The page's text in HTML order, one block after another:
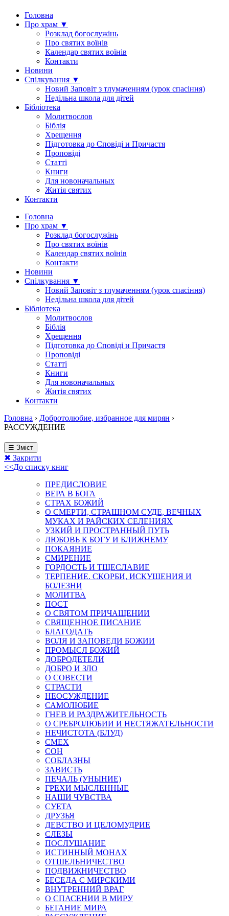
Головна
Про храм ▼
Розклад богослужінь
Про святих воїнів
Календар святих воїнів
Контакти
Новини
Спілкування ▼
Новий Заповіт з тлумаченням (урок спасіння)
Недільна школа для дітей
Бібліотека
Молитвослов
Біблія
Хрещення
Підготовка до Сповіді и Причастя
Проповіді
Статті
Книги
Для новоначальных
Житія святих
Контакти
Головна
Про храм ▼
Розклад богослужінь
Про святих воїнів
Календар святих воїнів
Контакти
Новини
Спілкування ▼
Новий Заповіт з тлумаченням (урок спасіння)
Недільна школа для дітей
Бібліотека
Молитвослов
Біблія
Хрещення
Підготовка до Сповіді и Причастя
Проповіді
Статті
Книги
Для новоначальных
Житія святих
Контакти
Головна › Добротолюбие, избранное для мирян ›
РАССУЖДЕНИЕ
☰ Зміст
✖ Закрити
<<До списку книг
ПРЕДИСЛОВИЕ
ВЕРА В БОГА
СТРАХ БОЖИЙ
О СМЕРТИ, СТРАШНОМ СУДЕ, ВЕЧНЫХ
МУКАХ И РАЙСКИХ СЕЛЕНИЯХ
УЗКИЙ И ПРОСТРАННЫЙ ПУТЬ
ЛЮБОВЬ К БОГУ И БЛИЖНЕМУ
ПОКАЯНИЕ
СМИРЕНИЕ
ГОРДОСТЬ И ТЩЕСЛАВИЕ
ТЕРПЕНИЕ. СКОРБИ, ИСКУШЕНИЯ И
БОЛЕЗНИ
МОЛИТВА
ПОСТ
О СВЯТОМ ПРИЧАЩЕНИИ
СВЯЩЕННОЕ ПИСАНИЕ
БЛАГОДАТЬ
ВОЛЯ И ЗАПОВЕДИ БОЖИИ
ПРОМЫСЛ БОЖИЙ
ДОБРОДЕТЕЛИ
ДОБРО И ЗЛО
О СОВЕСТИ
СТРАСТИ
НЕОСУЖДЕНИЕ
САМОЛЮБИЕ
ГНЕВ И РАЗДРАЖИТЕЛЬНОСТЬ
О СРЕБРОЛЮБИИ И НЕСТЯЖАТЕЛЬНОСТИ
НЕЧИСТОТА (БЛУД)
СМЕХ
СОН
СОБЛАЗНЫ
ЗАВИСТЬ
ПЕЧАЛЬ (УНЫНИЕ)
ГРЕХИ МЫСЛЕННЫЕ
НАШИ ЧУВСТВА
СУЕТА
ДРУЗЬЯ
ДЕВСТВО И ЦЕЛОМУДРИЕ
СЛЕЗЫ
ПОСЛУШАНИЕ
ИСТИННЫЙ МОНАХ
ОТШЕЛЬНИЧЕСТВО
ПОДВИЖНИЧЕСТВО
БЕСЕДА С МИРСКИМИ
ВНУТРЕННИЙ ВРАГ
О СПАСЕНИИ В МИРУ
БЕГАНИЕ МИРА